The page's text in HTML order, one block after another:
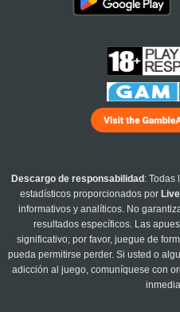
Descargo de responsabilidad : Todas
estadísticos proporcionados por
informativos y analíticos. No
resultados específicos. Las
significativo; por favor, juegue de
pueda permitirse perder. Si usted o
adicción al juego, comuníquese con